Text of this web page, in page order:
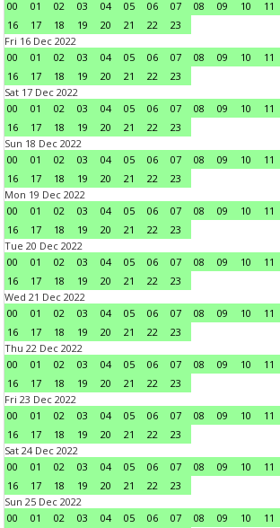
00
01 02 03 04 05 06 07 08 09 10 11
16
17 18 19 20 21 22
23
Fri 16 Dec 2022
00
01 02 03 04 05 06 07 08 09 10 11
16
17 18 19 20 21 22
23
Sat 17 Dec 2022
00
01 02 03 04 05 06 07 08 09 10 11
16
17 18 19 20 21 22
23
Sun 18 Dec 2022
00
01 02 03 04 05 06 07 08 09 10 11
16
17 18 19 20 21 22
23
Mon 19 Dec 2022
00
01 02 03 04 05 06 07 08 09 10 11
16
17 18 19 20 21 22
23
Tue 20 Dec 2022
00
01 02 03 04 05 06 07 08 09 10 11
16
17 18 19 20 21 22
23
Wed 21 Dec 2022
00
01 02 03 04 05 06 07 08 09 10 11
16
17 18 19 20 21 22
23
Thu 22 Dec 2022
00
01 02 03 04 05 06 07 08 09 10 11
16
17 18 19 20 21 22
23
Fri 23 Dec 2022
00
01 02 03 04 05 06 07 08 09 10 11
16
17 18 19 20 21 22
23
Sat 24 Dec 2022
00
01 02 03 04 05 06 07 08 09 10 11
16
17 18 19 20 21 22
23
Sun 25 Dec 2022
00
01 02 03 04 05 06 07 08 09 10 11